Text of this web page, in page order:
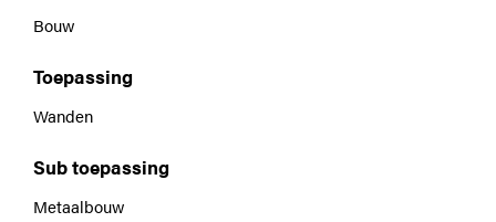
Bouw
Toepassing
Wanden
Sub toepassing
Metaalbouw